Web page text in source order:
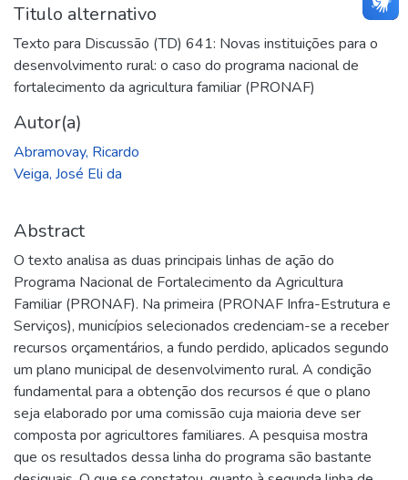
Titulo alternativo
Texto para Discussão (TD) 641: Novas instituições para o
desenvolvimento rural: o caso do programa nacional de
fortalecimento da agricultura familiar (PRONAF)
Autor(a)
Abramovay, Ricardo
Veiga, José Eli da
Abstract
O texto analisa as duas principais linhas de ação do
Programa Nacional de Fortalecimento da Agricultura
Familiar (PRONAF). Na primeira (PRONAF Infra-Estrutura e
Serviços), municípios selecionados credenciam-se a receber
recursos orçamentários, a fundo perdido, aplicados segundo
um plano municipal de desenvolvimento rural. A condição
fundamental para a obtenção dos recursos é que o plano
seja elaborado por uma comissão cuja maioria deve ser
composta por agricultores familiares. A pesquisa mostra
que os resultados dessa linha do programa são bastante